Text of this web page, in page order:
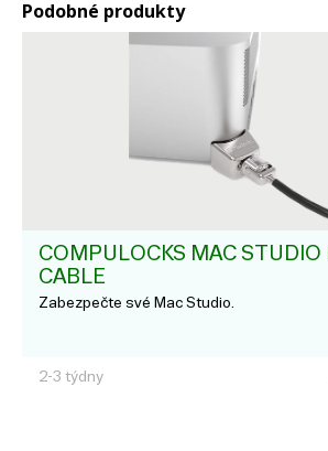
Podobné produkty
COMPULOCKS MAC STUDIO
CABLE
Zabezpečte své Mac Studio.
2-3 týdny